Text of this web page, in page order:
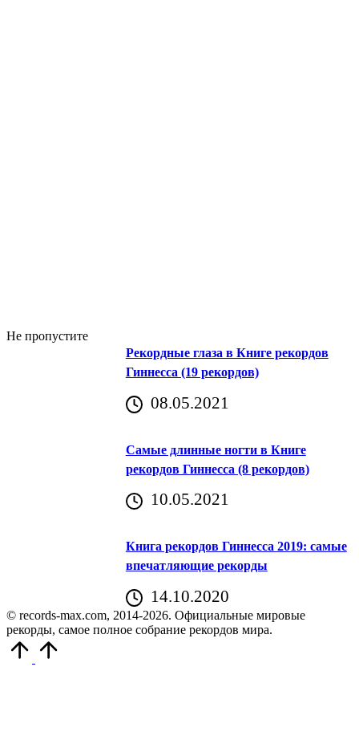
Не пропустите
Рекордные глаза в Книге рекордов
Гиннесса (19 рекордов)
08.05.2021
Самые длинные ногти в Книге
рекордов Гиннесса (8 рекордов)
10.05.2021
Книга рекордов Гиннесса 2019: самые
впечатляющие рекорды
14.10.2020
© records-max.com, 2014-2026. Официальные мировые
рекорды, самое полное собрание рекордов мира.